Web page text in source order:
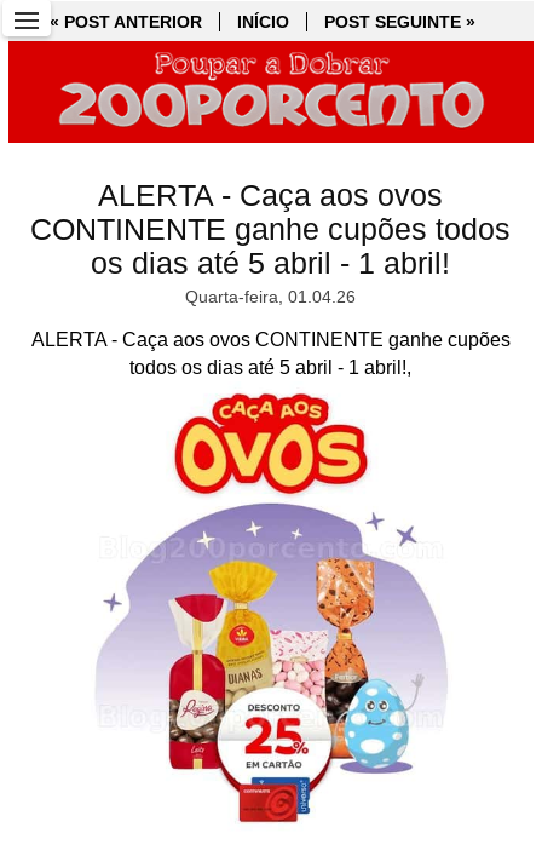
« POST ANTERIOR INÍCIO POST SEGUINTE »
ALERTA - Caça aos ovos
CONTINENTE ganhe cupões todos
os dias até 5 abril - 1 abril!
Quarta-feira, 01.04.26
ALERTA - Caça aos ovos CONTINENTE ganhe cupões
todos os dias até 5 abril - 1 abril!,
« POST ANTERIOR INÍCIO POST SEGUINTE »